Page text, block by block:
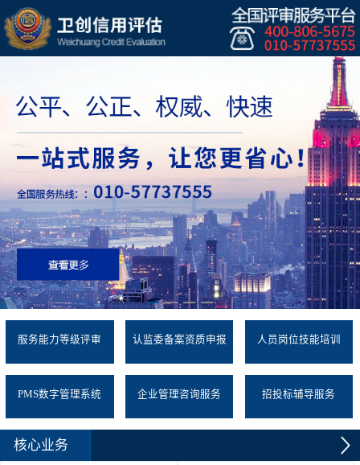
服务能力等级评审 认监委备案资质申报 人员岗位技能培训
PMS数字管理系统 企业管理咨询服务 招投标辅导服务
核心业务